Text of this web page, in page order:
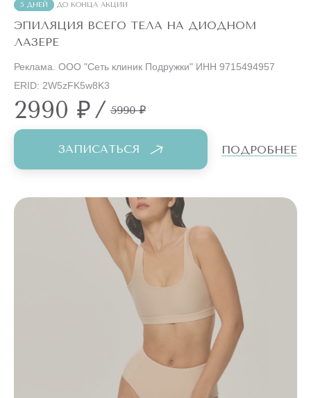
5 ДНЕЙ ДО КОНЦА АКЦИИ
ЭПИЛЯЦИЯ ВСЕГО ТЕЛА НА ДИОДНОМ
ЛАЗЕРЕ
2990 ₽/ 5990 ₽
Реклама. ООО "Сеть клиник Подружки" ИНН 9715494957
ERID: 2W5zFK5w8K3
ЗАПИСАТЬСЯ ПОДРОБНЕЕ